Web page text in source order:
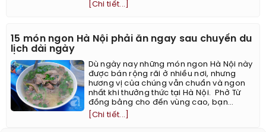
[Chi tiết...]
15 món ngon Hà Nội phải ăn ngay sau chuyến du
lịch dài ngày
Dù ngày nay những món ngon Hà Nội này
được bán rộng rãi ở nhiều nơi, nhưng
hương vị của chúng vẫn chuẩn và ngon
nhất khi thưởng thức tại Hà Nội. ​ Phở Từ
đồng bằng cho đến vùng cao, bạn...
[Chi tiết...]